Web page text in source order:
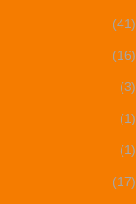
(41)
(16)
(3)
(1)
(1)
(17)